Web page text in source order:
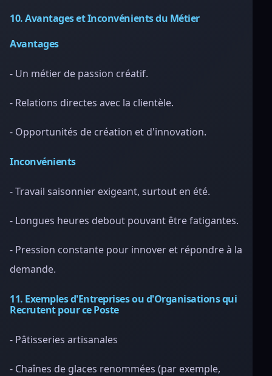
10. Avantages et Inconvénients du Métier
Avantages
- Un métier de passion créatif.
- Relations directes avec la clientèle.
- Opportunités de création et d'innovation.
Inconvénients
- Travail saisonnier exigeant, surtout en été.
- Longues heures debout pouvant être fatigantes.
- Pression constante pour innover et répondre à la
demande.
11. Exemples d'Entreprises ou d'Organisations qui
Recrutent pour ce Poste
- Pâtisseries artisanales
- Chaînes de glaces renommées (par exemple,